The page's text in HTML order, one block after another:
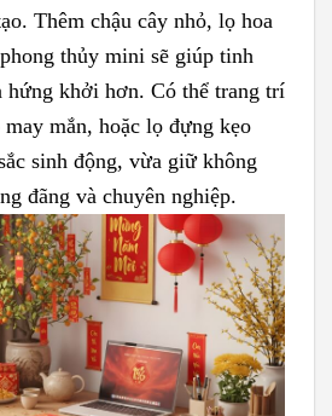
Thêm chậu cây nhỏ, lọ hoa
thủy mini sẽ giúp tinh
hứng khởi hơn. Có thể trang trí
mắn, hoặc lọ đựng kẹo
sinh động, vừa giữ không
đãng và chuyên nghiệp.